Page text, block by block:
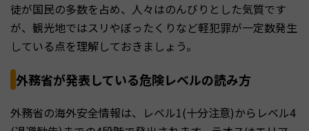
徒が国民の多数を占め、人々はのんびりとした気質です
が、観光地ではスリやぼったくりなど軽犯罪が一定数発生
している点を理解しておきましょう。
外務省が発表している危険レベルの読み方
外務省の海外安全情報は、レベル1(十分注意)からレベル4